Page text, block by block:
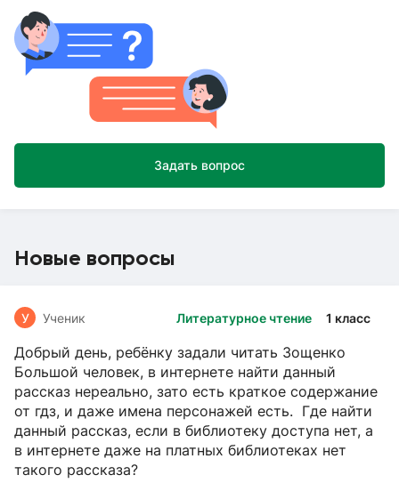
Задать вопрос
Новые вопросы
Литературное чтение 1 класс
У Ученик
Добрый день, ребёнку задали читать Зощенко
Большой человек, в интернете найти данный
рассказ нереально, зато есть краткое содержание
от гдз, и даже имена персонажей есть. Где найти
данный рассказ, если в библиотеку доступа нет, а
в интернете даже на платных библиотеках нет
такого рассказа?